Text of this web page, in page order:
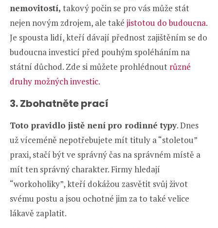
nemovitostí, takový počin se pro vás může stát
nejen novým zdrojem, ale také jistotou do budoucna.
Je spousta lidí, kteří dávají přednost zajištěním se do
budoucna investicí před pouhým spoléháním na
státní důchod. Zde si můžete prohlédnout různé
druhy možných investic.
3. Zbohatněte prací
Toto pravidlo jistě není pro rodinné typy. Dnes
už víceméně nepotřebujete mít tituly a “stoletou”
praxi, stačí být ve správný čas na správném místě a
mít ten správný charakter. Firmy hledají
“workoholiky”, kteří dokážou zasvětit svůj život
svému postu a jsou ochotné jim za to také velice
lákavě zaplatit.